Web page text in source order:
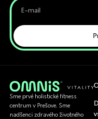
Sme prvé holistické fitness
centrum v Prešove. Sme
nadšenci zdravého životného